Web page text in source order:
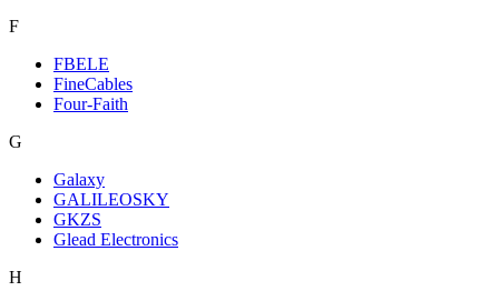
F
FBELE
FineCables
Four-Faith
G
Galaxy
GALILEOSKY
GKZS
Glead Electronics
H